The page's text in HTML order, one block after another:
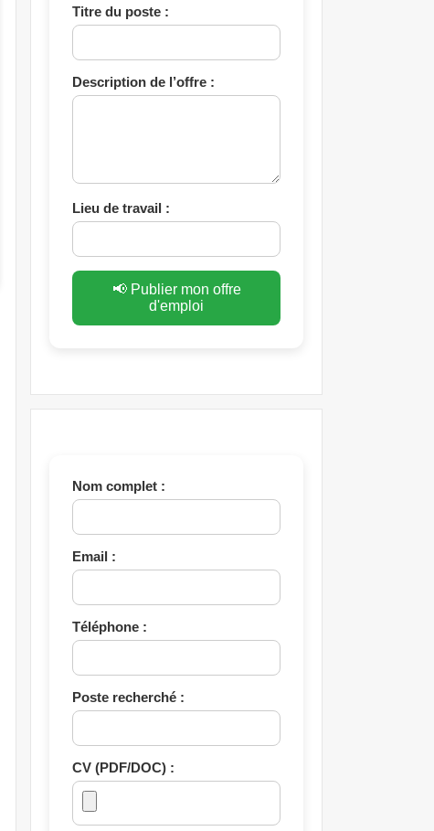
Titre du poste :
Description de l’offre :
Lieu de travail :
📢 Publier mon offre
d'emploi
Nom complet :
Email :
Téléphone :
Poste recherché :
CV (PDF/DOC) :